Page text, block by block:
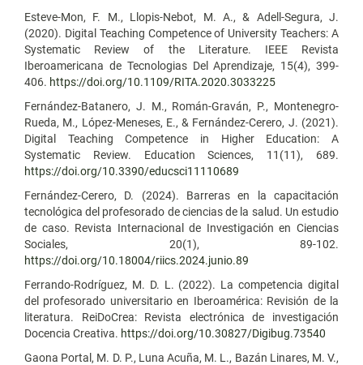
Esteve-Mon, F. M., Llopis-Nebot, M. A., & Adell-Segura, J.
(2020). Digital Teaching Competence of University Teachers: A
Systematic Review of the Literature. IEEE Revista
Iberoamericana de Tecnologias Del Aprendizaje, 15(4), 399-
406. https://doi.org/10.1109/RITA.2020.3033225
Fernández-Batanero, J. M., Román-Graván, P., Montenegro-
Rueda, M., López-Meneses, E., & Fernández-Cerero, J. (2021).
Digital Teaching Competence in Higher Education: A
Systematic Review. Education Sciences, 11(11), 689.
https://doi.org/10.3390/educsci11110689
Fernández-Cerero, D. (2024). Barreras en la capacitación
tecnológica del profesorado de ciencias de la salud. Un estudio
de caso. Revista Internacional de Investigación en Ciencias
Sociales, 20(1), 89-102.
https://doi.org/10.18004/riics.2024.junio.89
Ferrando-Rodríguez, M. D. L. (2022). La competencia digital
del profesorado universitario en Iberoamérica: Revisión de la
literatura. ReiDoCrea: Revista electrónica de investigación
Docencia Creativa. https://doi.org/10.30827/Digibug.73540
Gaona Portal, M. D. P., Luna Acuña, M. L., Bazán Linares, M. V.,